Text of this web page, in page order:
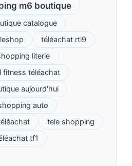
m6 boutique
catalogue
téléachat rtl9
literie
fitness téléachat
aujourd'hui
auto
tele shopping
tf1